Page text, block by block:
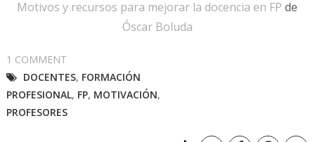
Motivos y recursos para mejorar la docencia en FP de
Óscar Boluda
1 COMMENT
DOCENTES, FORMACIÓN
PROFESIONAL, FP, MOTIVACIÓN,
PROFESORES